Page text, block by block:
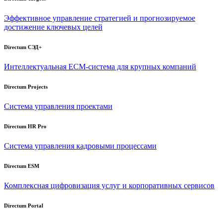
Эффективное управление стратегией и прогнозируемое
достижение ключевых целей
Directum СЭД+
Интеллектуальная ECM-система для крупных компаний
Directum Projects
Система управления проектами
Directum HR Pro
Система управления кадровыми процессами
Directum ESM
Комплексная цифровизация услуг и корпоративных сервисов
Directum Portal